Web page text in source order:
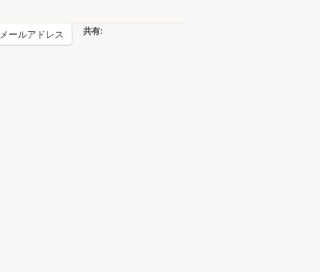
共有:
メールアドレス